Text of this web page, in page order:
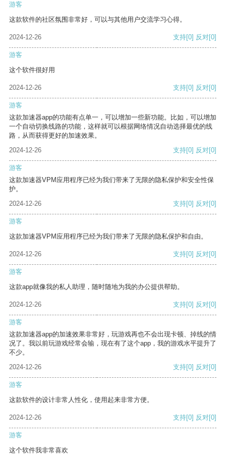
游客
这款软件的社区氛围非常好，可以与其他用户交流学习心得。
2024-12-26 支持[0] 反对[0]
游客
这个软件很好用
2024-12-26 支持[0] 反对[0]
游客
这款加速器app的功能有点单一，可以增加一些新功能。比如，可以增加
一个自动切换线路的功能，这样就可以根据网络情况自动选择最优的线
路，从而获得更好的加速效果。
2024-12-26
支持[0] 反对[0]
游客
这款加速器VPM应用程序已经为我们带来了无限的隐私保护和安全性保
护。
2024-12-26
支持[0] 反对[0]
游客
这款加速器VPM应用程序已经为我们带来了无限的隐私保护和自由。
2024-12-26 支持[0] 反对[0]
游客
这款app就像我的私人助理，随时随地为我的办公提供帮助。
2024-12-26 支持[0] 反对[0]
游客
这款加速器app的加速效果非常好，玩游戏再也不会出现卡顿、掉线的情
况了。我以前玩游戏经常会输，现在有了这个app，我的游戏水平提升了
不少。
2024-12-26
支持[0] 反对[0]
游客
这款软件的设计非常人性化，使用起来非常方便。
2024-12-26 支持[0] 反对[0]
游客
这个软件我非常喜欢